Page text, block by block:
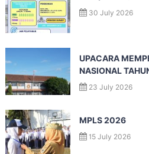
30 July 2026
UPACARA
NASIONAL
23 July 2026
MPLS 2026
15 July 2026